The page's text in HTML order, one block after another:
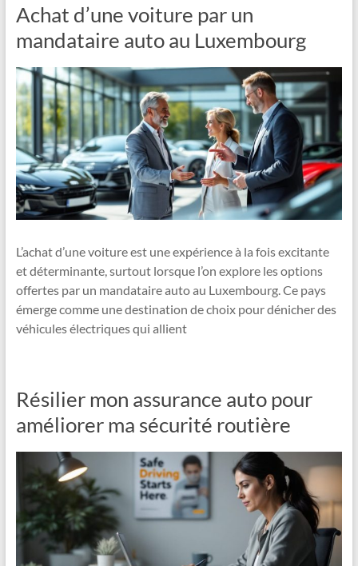
Achat d’une voiture par un
mandataire auto au Luxembourg
L’achat d’une voiture est une expérience à la fois excitante
et déterminante, surtout lorsque l’on explore les options
offertes par un mandataire auto au Luxembourg. Ce pays
émerge comme une destination de choix pour dénicher des
véhicules électriques qui allient
Résilier mon assurance auto pour
améliorer ma sécurité routière